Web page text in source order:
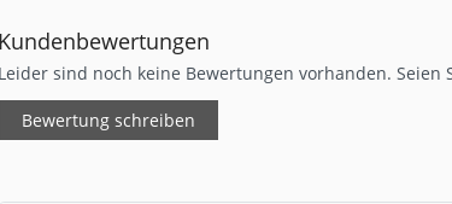
Kundenbewertungen
Leider sind noch keine Bewertungen vorhanden. Seien
Bewertung schreiben